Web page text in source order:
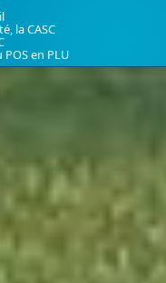
la CASC
en PLU